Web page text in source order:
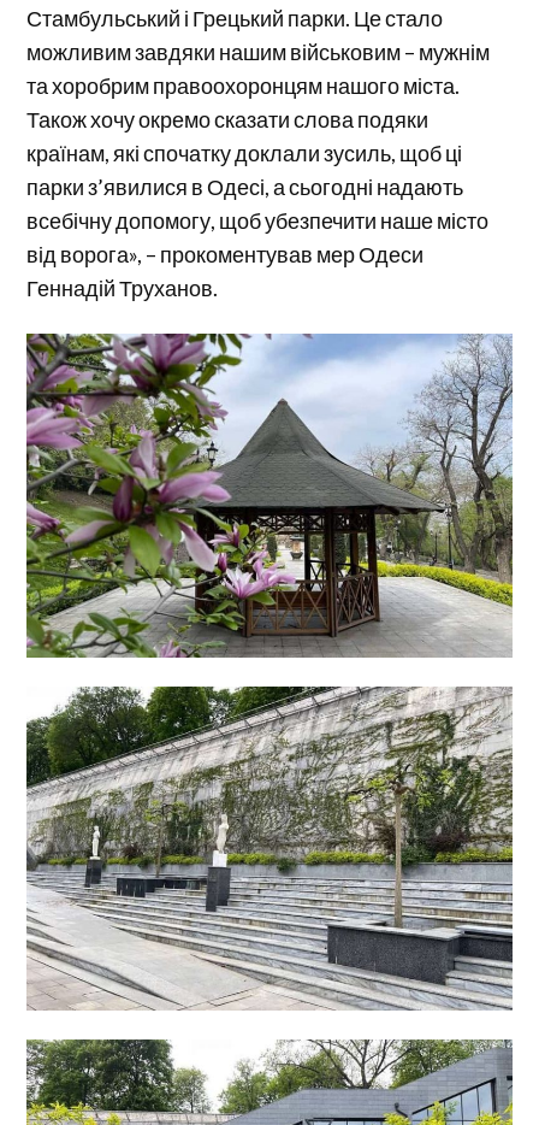
Стамбульський і Грецький парки. Це стало
можливим завдяки нашим військовим – мужнім
та хоробрим правоохоронцям нашого міста.
Також хочу окремо сказати слова подяки
країнам, які спочатку доклали зусиль, щоб ці
парки з’явилися в Одесі, а сьогодні надають
всебічну допомогу, щоб убезпечити наше місто
від ворога», – прокоментував мер Одеси
Геннадій Труханов.